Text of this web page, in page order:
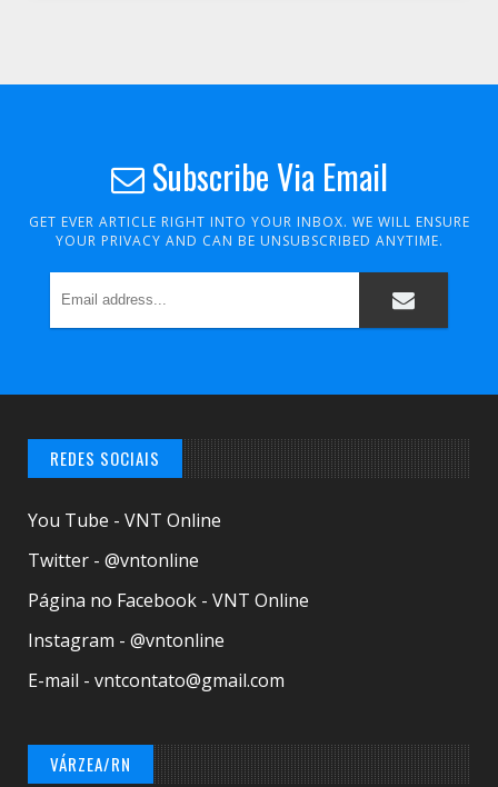
Subscribe Via Email
GET EVER ARTICLE RIGHT INTO YOUR INBOX. WE WILL ENSURE
YOUR PRIVACY AND CAN BE UNSUBSCRIBED ANYTIME.
REDES SOCIAIS
You Tube - VNT Online
Twitter - @vntonline
Página no Facebook - VNT Online
Instagram - @vntonline
E-mail - vntcontato@gmail.com
VÁRZEA/RN